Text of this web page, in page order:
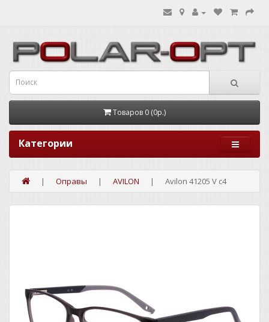
Товаров 0 (0р.)
Категории
Оправы AVILON Avilon 41205 V c4